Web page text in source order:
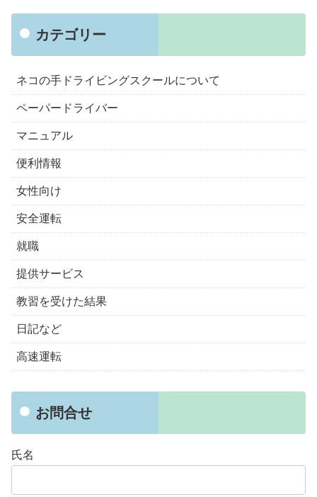
カテゴリー
ネコの手ドライビングスクールについて
ペーパードライバー
マニュアル
便利情報
女性向け
安全運転
就職
提供サービス
教習を受けた結果
日記など
高速運転
お問合せ
氏名